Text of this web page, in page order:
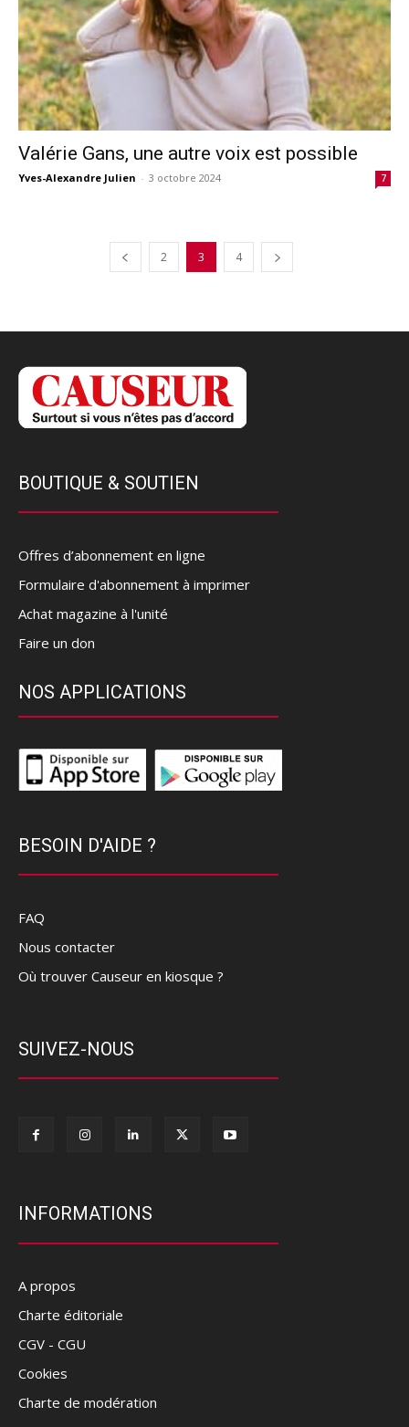
Valérie Gans, une autre voix est possible
Yves-Alexandre Julien - 3 octobre 2024 7
2 3 4
BOUTIQUE & SOUTIEN
Offres d’abonnement en ligne
Formulaire d'abonnement à imprimer
Achat magazine à l'unité
Faire un don
NOS APPLICATIONS
BESOIN D'AIDE ?
FAQ
Nous contacter
Où trouver Causeur en kiosque ?
SUIVEZ-NOUS
INFORMATIONS
A propos
Charte éditoriale
CGV - CGU
Cookies
Charte de modération